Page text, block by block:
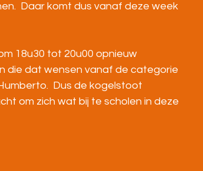
Daar komt dus vanaf deze week
18u30 tot 20u00 opnieuw
die dat wensen vanaf de categorie
Dus de kogelstoot
om zich wat bij te scholen in deze